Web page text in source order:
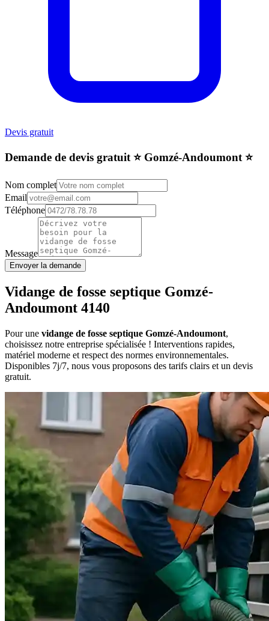
Devis gratuit
Demande de devis gratuit ⭐️ Gomzé-Andoumont ⭐️
Nom complet
Email
Téléphone
Message
Envoyer la demande
Vidange de fosse septique Gomzé-
Andoumont 4140
Pour une vidange de fosse septique Gomzé-Andoumont,
choisissez notre entreprise spécialisée ! Interventions rapides,
matériel moderne et respect des normes environnementales.
Disponibles 7j/7, nous vous proposons des tarifs clairs et un devis
gratuit.